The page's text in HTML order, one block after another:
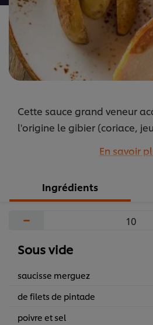
Cette sauce grand veneur
l'origine le gibier (coriace,
suprême de pintade bien
En savoir
Ingrédients
−
Sous vide
saucisse merguez
de filets de pintade
poivre et sel